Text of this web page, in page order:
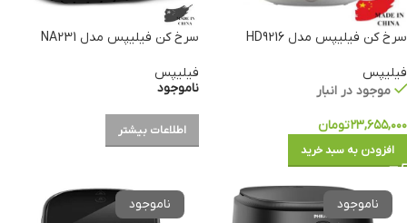
سرخ کن فیلیپس مدل HD9216
فیلیپس
موجود در انبار
۲۳,۶۵۵,۰۰۰تومان
افزودن به سبد خرید
سرخ کن فیلیپس مدل NA231
فیلیپس
ناموجود
اطلاعات بیشتر